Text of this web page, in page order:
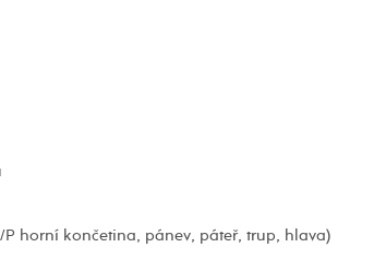
horní končetina, pánev, páteř, trup, hlava)